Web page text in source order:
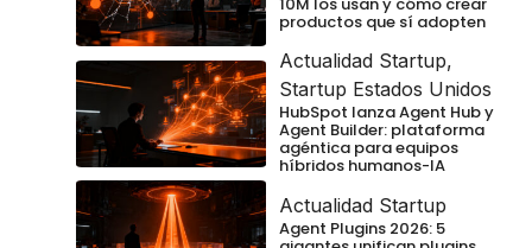
10M los usan y cómo crear
productos que sí adopten
Actualidad Startup,
Startup Estados Unidos
HubSpot lanza Agent Hub y
Agent Builder: plataforma
agéntica para equipos
híbridos humanos-IA
Actualidad Startup
Agent Plugins 2026: 5